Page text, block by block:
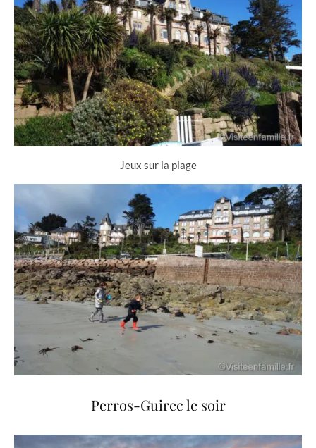
Jeux sur la plage
Perros-Guirec le soir